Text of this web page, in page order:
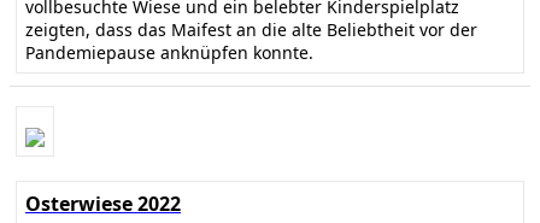
vollbesuchte Wiese und ein belebter Kinderspielplatz
zeigten, dass das Maifest an die alte Beliebtheit vor der
Pandemiepause anknüpfen konnte.
Osterwiese 2022